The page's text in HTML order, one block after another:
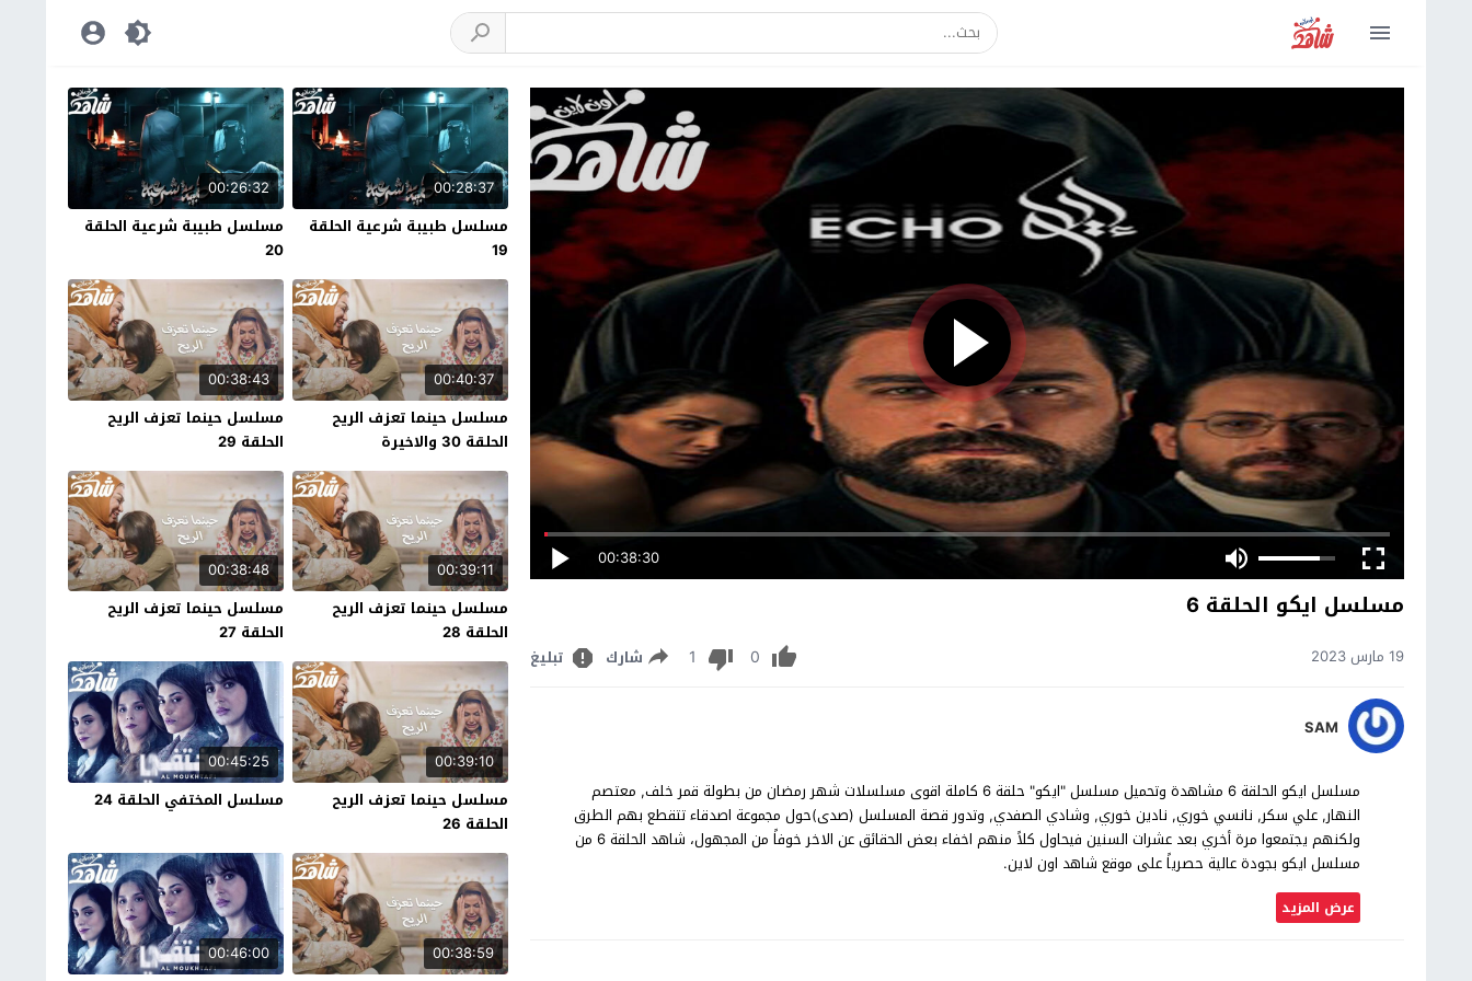
00:38:30
مسلسل ايكو الحلقة 6
19 مارس 2023 0
1 شارك تبليغ
SAM
مسلسل ايكو الحلقة 6 مشاهدة وتحميل مسلسل "ايكو" حلقة 6 كاملة اقوى مسلسلات شهر رمضان من بطولة قمر خلف, معتصم
النهار, علي سكر, نانسي خوري, نادين خوري, وشادي الصفدي, وتدور قصة المسلسل (صدى)حول مجموعة اصدقاء تتقطع بهم الطرق
ولكنهم يجتمعوا مرة أخري بعد عشرات السنين فيحاول كلاً منهم اخفاء بعض الحقائق عن الاخر خوفاً من المجهول، شاهد الحلقة 6 من
مسلسل ايكو بجودة عالية حصرياً على موقع شاهد اون لاين.
عرض المزيد
00:28:37
مسلسل طبيبة شرعية الحلقة
19
00:26:32
مسلسل طبيبة شرعية الحلقة
20
00:40:37
مسلسل حينما تعزف الريح
الحلقة 30 والاخيرة
00:38:43
مسلسل حينما تعزف الريح
الحلقة 29
00:39:11
مسلسل حينما تعزف الريح
الحلقة 28
00:38:48
مسلسل حينما تعزف الريح
الحلقة 27
00:39:10
مسلسل حينما تعزف الريح
الحلقة 26
00:45:25
مسلسل المختفي الحلقة 24
00:38:59
00:46:00